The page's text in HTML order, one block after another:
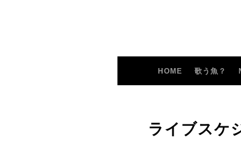
HOME 歌う魚？
ライブスケ